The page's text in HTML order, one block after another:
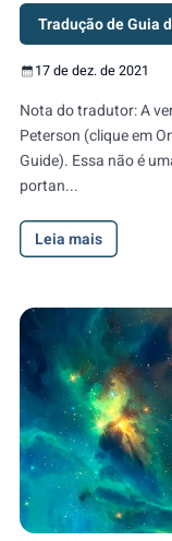
Tradução de Guia
17 de dez. de 2021
Nota do tradutor: A
Peterson (clique em
Guide). Essa não é
portan...
Leia mais